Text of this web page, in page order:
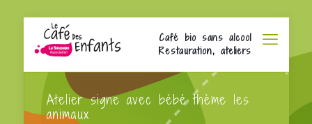
Café bio sans alcool
Restauration, ateliers
Atelier signe avec bébé thème les
animaux